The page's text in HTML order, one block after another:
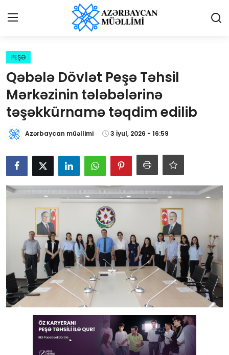
Qəzetə elan ver
Əlaqə
Haqqımızda
Reklam və elan
Biz kimik?
Bütün xəbərlər
Gündəlik
Rəsmi
Təhsil
Müsahibə
Elm və innovasiya
PEŞƏ
Qəbələ Dövlət Peşə Təhsil
Mərkəzinin tələbələrinə
təşəkkürnamə təqdim edilib
Azərbaycan müəllimi 3 İyul, 2026 - 16:59